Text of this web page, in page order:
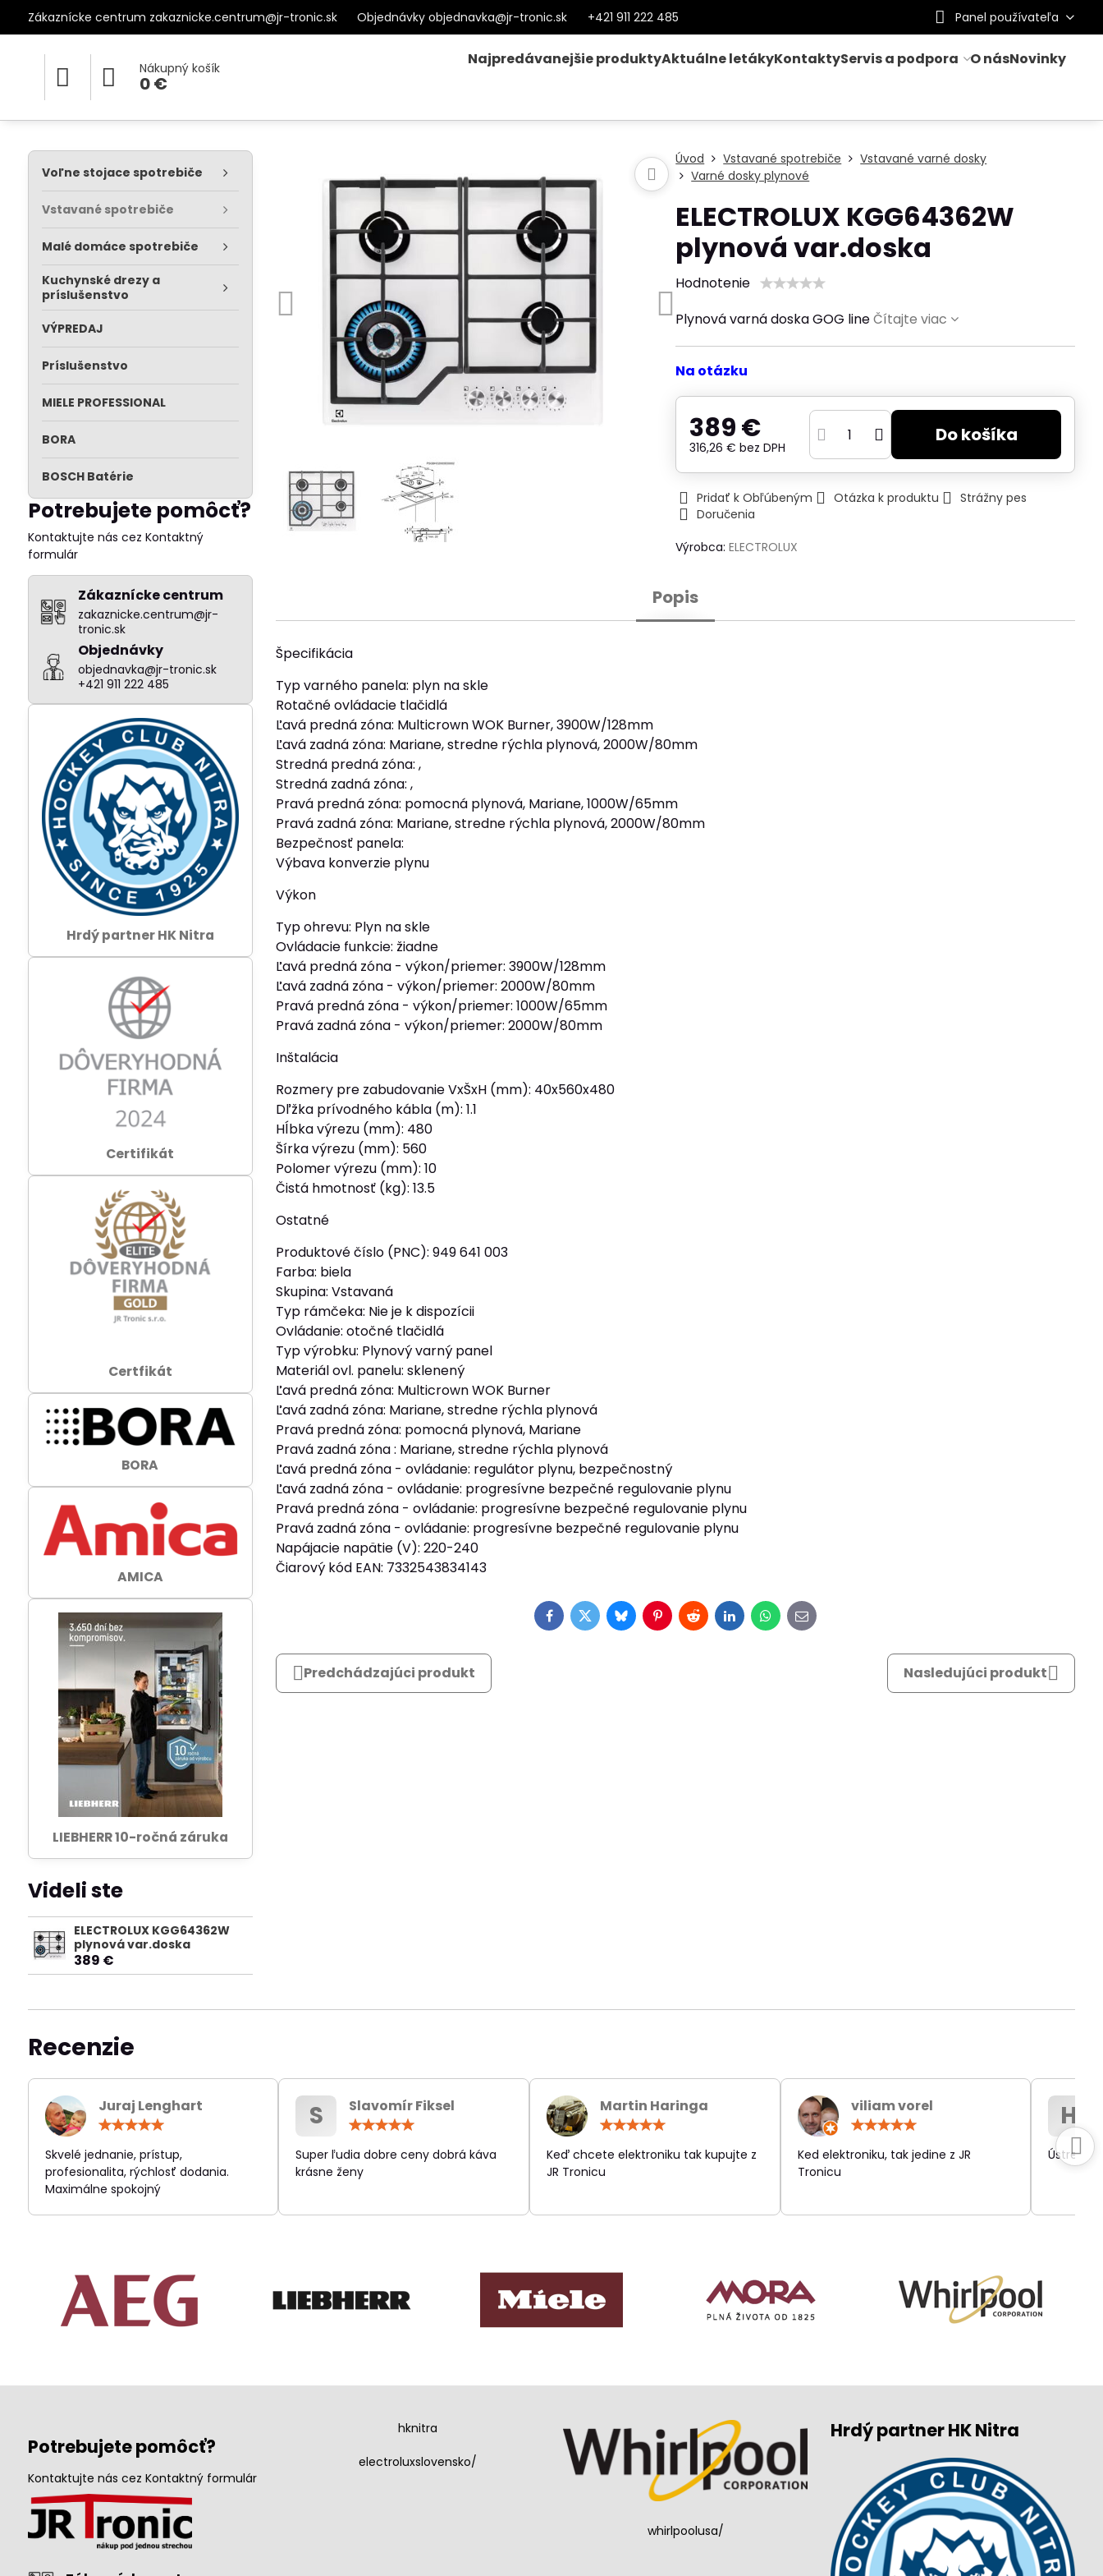
Zákaznícke centrum zakaznicke.centrum@jr-tronic.sk Objednávky objednavka@jr-tronic.sk +421 911 222 485 Panel používateľa
Nákupný košík
0 €
Najpredávanejšie produktyAktuálne letákyKontaktyServis a podpora O násNovinky
Úvod Vstavané spotrebiče
Vstavané varné dosky
Varné dosky plynové
ELECTROLUX KGG64362W
plynová var.doska
Hodnotenie
Plynová varná doska GOG lineČítajte viac
Na otázku
389 €
316,26 €bez DPH
Do košíka
Pridať k Obľúbeným Otázka k produktu
Strážny pes
Doručenia
Výrobca:ELECTROLUX
Popis
Špecifikácia
Typ varného panela: plyn na skle
Rotačné ovládacie tlačidlá
Ľavá predná zóna: Multicrown WOK Burner, 3900W/128mm
Ľavá zadná zóna: Mariane, stredne rýchla plynová, 2000W/80mm
Stredná predná zóna: ,
Stredná zadná zóna: ,
Pravá predná zóna: pomocná plynová, Mariane, 1000W/65mm
Pravá zadná zóna: Mariane, stredne rýchla plynová, 2000W/80mm
Bezpečnosť panela:
Výbava konverzie plynu
Výkon
Typ ohrevu: Plyn na skle
Ovládacie funkcie: žiadne
Ľavá predná zóna - výkon/priemer: 3900W/128mm
Ľavá zadná zóna - výkon/priemer: 2000W/80mm
Pravá predná zóna - výkon/priemer: 1000W/65mm
Pravá zadná zóna - výkon/priemer: 2000W/80mm
Inštalácia
Rozmery pre zabudovanie VxŠxH (mm): 40x560x480
Dľžka prívodného kábla (m): 1.1
Hĺbka výrezu (mm): 480
Šírka výrezu (mm): 560
Polomer výrezu (mm): 10
Čistá hmotnosť (kg): 13.5
Ostatné
Produktové číslo (PNC): 949 641 003
Farba: biela
Skupina: Vstavaná
Typ rámčeka: Nie je k dispozícii
Ovládanie: otočné tlačidlá
Typ výrobku: Plynový varný panel
Materiál ovl. panelu: sklenený
Ľavá predná zóna: Multicrown WOK Burner
Ľavá zadná zóna: Mariane, stredne rýchla plynová
Pravá predná zóna: pomocná plynová, Mariane
Pravá zadná zóna : Mariane, stredne rýchla plynová
Ľavá predná zóna - ovládanie: regulátor plynu, bezpečnostný
Ľavá zadná zóna - ovládanie: progresívne bezpečné regulovanie plynu
Pravá predná zóna - ovládanie: progresívne bezpečné regulovanie plynu
Pravá zadná zóna - ovládanie: progresívne bezpečné regulovanie plynu
Napájacie napätie (V): 220-240
Čiarový kód EAN: 7332543834143
Facebook
TwitterBlueskyPinterest
RedditLinkedInWhatsApp
E-
mail
Predchádzajúci produkt Nasledujúci produkt
Voľne stojace spotrebiče
Vstavané spotrebiče
Malé domáce spotrebiče
Kuchynské drezy a
príslušenstvo
VÝPREDAJ
Príslušenstvo
MIELE PROFESSIONAL
BORA
BOSCH Batérie
Potrebujete pomôcť?
Kontaktujte nás cez Kontaktný
formulár
Zákaznícke centrum
zakaznicke.centrum@jr-
tronic.sk
Objednávky
objednavka@jr-tronic.sk
+421 911 222 485
Hrdý partner HK Nitra
Certifikát
Certfikát
BORA
AMICA
LIEBHERR 10-ročná záruka
Videli ste
ELECTROLUX KGG64362W
plynová var.doska
389 €
Recenzie
Juraj Lenghart
Skvelé jednanie, prístup,
profesionalita, rýchlosť dodania.
Maximálne spokojný
S
Slavomír Fiksel
/
5
Super ľudia dobre ceny dobrá káva
krásne ženy
Martin Haringa
/
5
Keď chcete elektroniku tak kupujte z
JR Tronicu
viliam vorel
/
5
Ked elektroniku, tak jedine z JR
Tronicu
H
Potrebujete pomôcť?
Kontaktujte nás cez Kontaktný formulár
hknitra
electroluxslovensko/
whirlpoolusa/
Hrdý partner HK Nitra